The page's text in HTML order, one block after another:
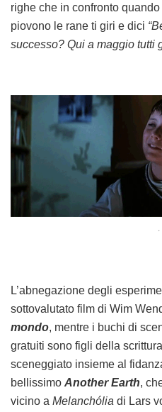
righe che in confronto quando
piovono le rane ti giri e dici
successo? Qui a maggio tutti
.
L’abnegazione degli
sottovalutato film di Wim
mondo, mentre i buchi di
gratuiti sono figli della
sceneggiato insieme al
bellissimo Another Earth,
vicino a Melanchólia di Lars